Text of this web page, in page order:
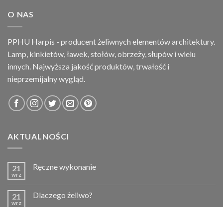
O NAS
PPHU Harpis - producent żeliwnych elementów architektury.
Lamp, kinkietów, ławek, stołów, obrzeży, słupów i wielu
innych. Najwyższa jakość produktów, trwałość i
nieprzemijalny wygląd.
AKTUALNOŚCI
21
wrz
Ręczne wykonanie
21
wrz
Dlaczego żeliwo?